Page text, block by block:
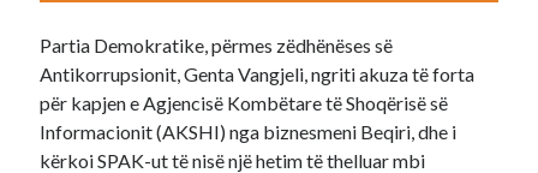
Partia Demokratike, përmes zëdhënëses së
Antikorrupsionit, Genta Vangjeli, ngriti akuza të forta
për kapjen e Agjencisë Kombëtare të Shoqërisë së
Informacionit (AKSHI) nga biznesmeni Beqiri, dhe i
kërkoi SPAK-ut të nisë një hetim të thelluar mbi